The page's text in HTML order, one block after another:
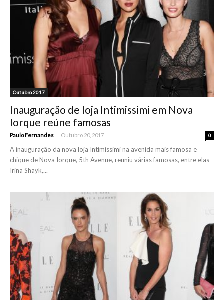
Outubro 2017
Inauguração de loja Intimissimi em Nova
Iorque reúne famosas
Paulo Fernandes - Outubro 20, 2017 0
A inauguração da nova loja Intimissimi na avenida mais famosa e
chique de Nova Iorque, 5th Avenue, reuniu várias famosas, entre elas
Irina Shayk,...